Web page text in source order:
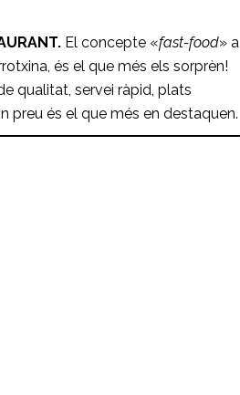
El concepte «fast-food» a
és el que més els sorprèn!
qualitat, servei ràpid, plats
preu és el que més en destaquen.